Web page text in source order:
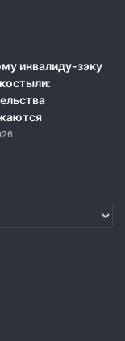
инвалиду-зэку